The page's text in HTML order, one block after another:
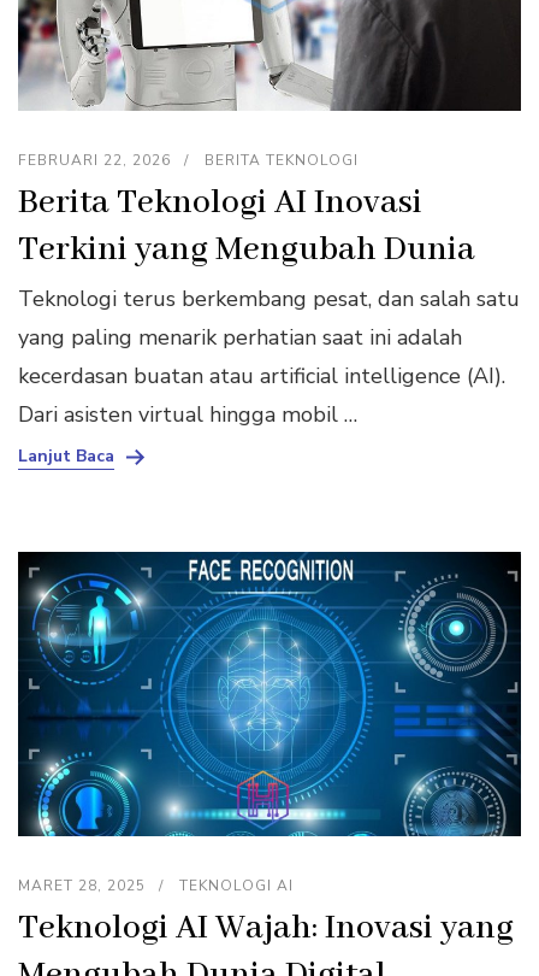
FEBRUARI 22, 2026 BERITA TEKNOLOGI
Berita Teknologi AI Inovasi
Terkini yang Mengubah Dunia
Teknologi terus berkembang pesat, dan salah satu
yang paling menarik perhatian saat ini adalah
kecerdasan buatan atau artificial intelligence (AI).
Dari asisten virtual hingga mobil …
Lanjut Baca
MARET 28, 2025 TEKNOLOGI AI
Teknologi AI Wajah: Inovasi yang